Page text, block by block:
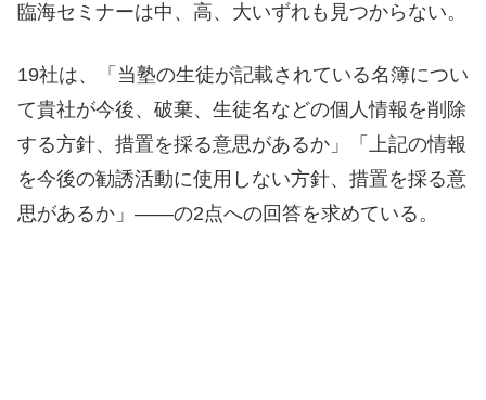
臨海セミナーは中、高、大いずれも見つからない。
19社は、「当塾の生徒が記載されている名簿につい
て貴社が今後、破棄、生徒名などの個人情報を削除
する方針、措置を採る意思があるか」「上記の情報
を今後の勧誘活動に使用しない方針、措置を採る意
思があるか」――の2点への回答を求めている。